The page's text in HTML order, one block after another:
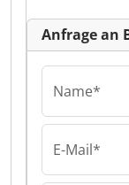
Anfrage an
Name*
E-Mail*